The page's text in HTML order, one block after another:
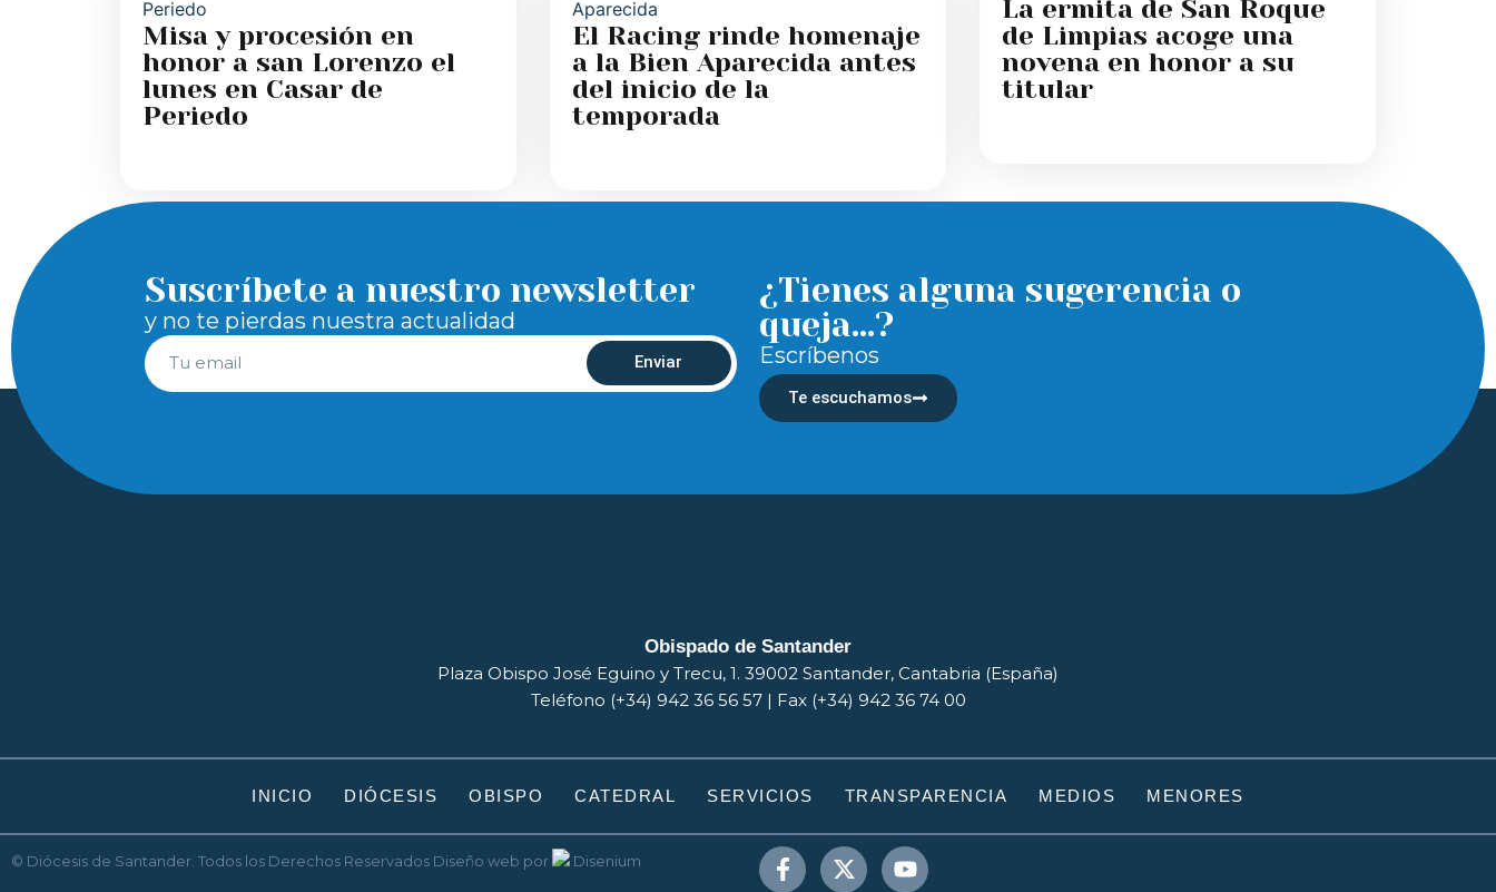
Misa y procesión en
honor a san Lorenzo el
lunes en Casar de
Periedo
El Racing rinde homenaje
a la Bien Aparecida antes
del inicio de la
temporada
La ermita de San Roque
de Limpias acoge una
novena en honor a su
titular
Suscríbete a nuestro newsletter
y no te pierdas nuestra actualidad
Enviar
¿Tienes alguna sugerencia o
queja...?
Escríbenos
Te escuchamos
Obispado de Santander
Plaza Obispo José Eguino y Trecu, 1. 39002 Santander, Cantabria (España)
Teléfono (+34) 942 36 56 57 | Fax (+34) 942 36 74 00
INICIO DIÓCESIS OBISPO CATEDRAL SERVICIOS TRANSPARENCIA MEDIOS MENORES
© Diócesis de Santander. Todos los Derechos Reservados Diseño web por Disenium